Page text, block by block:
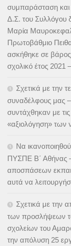
συμπαράσταση και
Δ.Σ. του Συλλόγου
Μαρία
Πρωτοβάθμιο
ασκήθηκε σε
σχολικό έτος 2021
Σχετικά με την
συναδέλφους μας
συντάχθηκαν με
«αξιολόγηση» των
Να
ΠΥΣΠΕ Β΄ Αθήνας –
αποσπάσεων
αυτά να
Σχετικά με την
των προσλήψεων
σχολείων του
την απόλυση 25